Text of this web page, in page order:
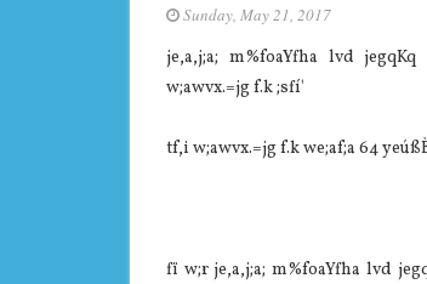
Sunday, May 21, 2017
je,a,j;a; m%foaYfha lvd
w;awvx.=jg f.k ;sfí'
tf,i w;awvx.=jg f.k we;af;a 64
fï w;r je,a,j;a; m%foaYfha lvd